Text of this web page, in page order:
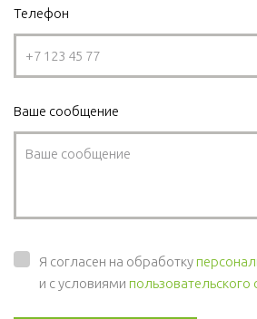
Телефон
Ваше сообщение
Я согласен на обработку
и с условиями пользовательского